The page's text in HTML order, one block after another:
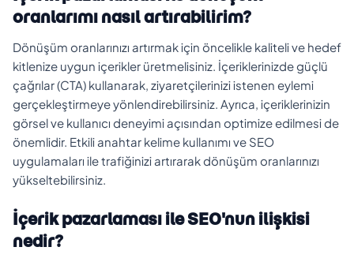
oranlarımı nasıl artırabilirim?
Dönüşüm oranlarınızı artırmak için öncelikle kaliteli ve hedef
kitlenize uygun içerikler üretmelisiniz. İçeriklerinizde güçlü
çağrılar (CTA) kullanarak, ziyaretçilerinizi istenen eylemi
gerçekleştirmeye yönlendirebilirsiniz. Ayrıca, içeriklerinizin
görsel ve kullanıcı deneyimi açısından optimize edilmesi de
önemlidir. Etkili anahtar kelime kullanımı ve SEO
uygulamaları ile trafiğinizi artırarak dönüşüm oranlarınızı
yükseltebilirsiniz.
İçerik pazarlaması ile SEO'nun ilişkisi
nedir?